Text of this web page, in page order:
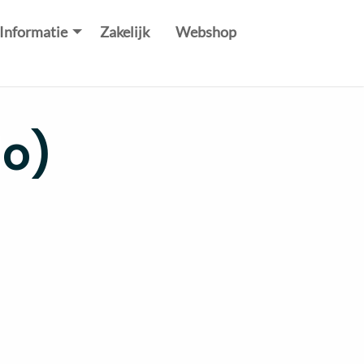
Informatie Zakelijk Webshop